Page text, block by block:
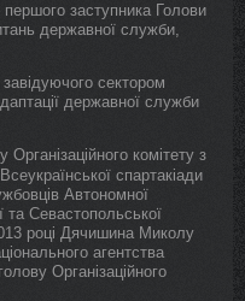
заступника Голови
державної служби,
сектором
державної служби
комітету з
спартакіади
Автономної
та Севастопольської
році Дячишина Миколу
агентства
Організаційного